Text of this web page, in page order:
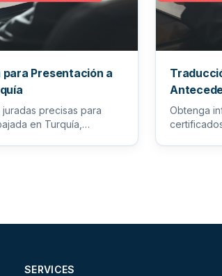
Presentación a
precisas para
en Turquía,
Obtenga
SERVICES